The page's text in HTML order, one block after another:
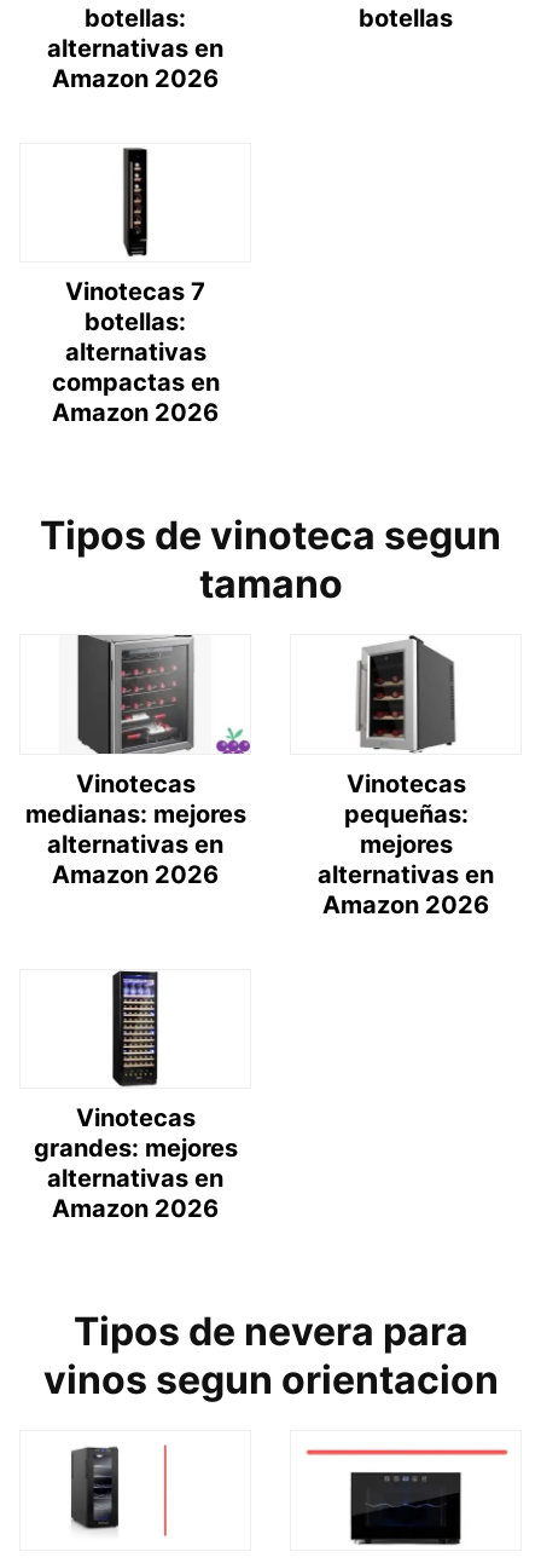
botellas:
alternativas en
Amazon 2026
botellas
Vinotecas 7
botellas:
alternativas
compactas en
Amazon 2026
Tipos de vinoteca segun
tamano
Vinotecas
medianas: mejores
alternativas en
Amazon 2026
Vinotecas
pequeñas:
mejores
alternativas en
Amazon 2026
Vinotecas
grandes: mejores
alternativas en
Amazon 2026
Tipos de nevera para
vinos segun orientacion